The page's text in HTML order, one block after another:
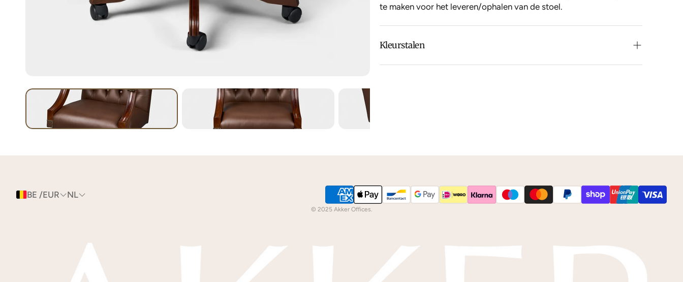
te maken voor het leveren/ophalen van de stoel.
Kleurstalen
BE /EUR NL
© 2025 Akker Offices.